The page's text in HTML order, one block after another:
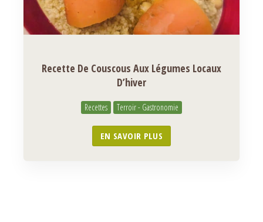
Recette De Couscous Aux Légumes Locaux
D’hiver
Recettes Terroir - Gastronomie
EN SAVOIR PLUS